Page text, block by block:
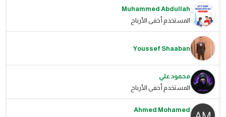
Muhammed Abdullah
المستخدم أخفى الأرباح
Youssef Shaaban
محمود علي
المستخدم أخفى الأرباح
Ahmed Mohamed